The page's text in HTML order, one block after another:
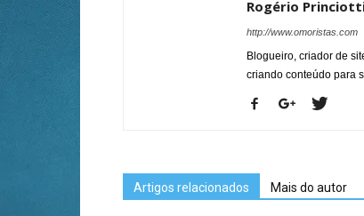
Rogério
http://www.omoristas.com
Blogueiro, criador de
criando conteúdo para
Artigos relacionados Mais do autor